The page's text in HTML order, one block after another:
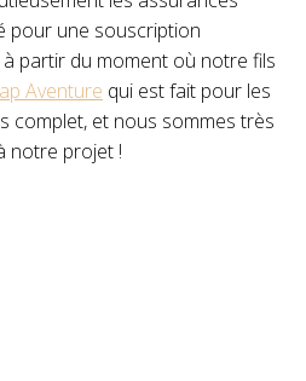
pour une souscription
à partir du moment où notre fils
Aventure qui est fait pour les
complet, et nous sommes très
notre projet !